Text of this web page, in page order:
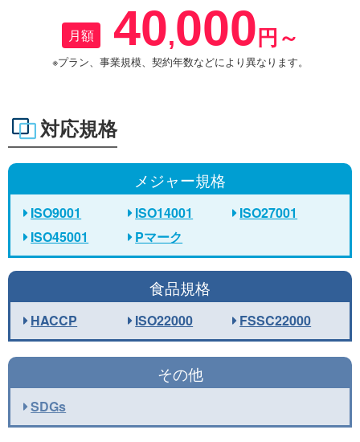
月額 40,000 円～
※プラン、事業規模、契約年数などにより異なります。
対応規格
メジャー規格
ISO9001 ISO14001
ISO27001
ISO45001
Pマーク
食品規格
HACCP ISO22000 FSSC22000
その他
SDGs